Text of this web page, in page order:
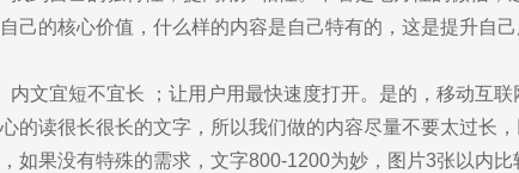
己的核心价值，什么样的内容是自己特有的，这是提升自己
内文宜短不宜长 ；让用户用最快速度打开。是的，移动互
的读很长很长的文字，所以我们做的内容尽量不要太过长
如果没有特殊的需求，文字800-1200为妙，图片3张以内